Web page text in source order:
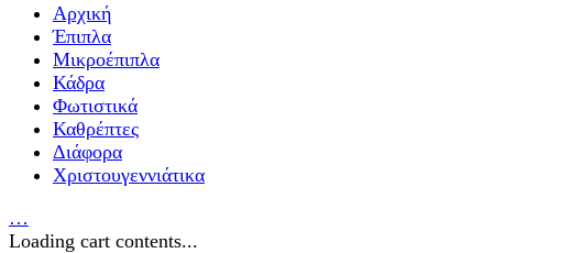
Αρχική
Έπιπλα
Μικροέπιπλα
Κάδρα
Φωτιστικά
Καθρέπτες
Διάφορα
Χριστουγεννιάτικα
…
Loading cart contents...